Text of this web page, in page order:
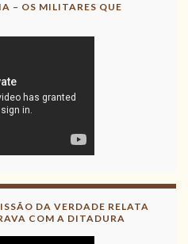
– OS MILITARES QUE
DA VERDADE RELATA
COM A DITADURA